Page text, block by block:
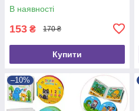
В наявності
153 ₴ 170 ₴
Купити
–10%